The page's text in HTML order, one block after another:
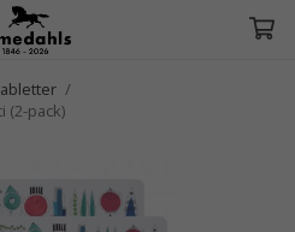
/
(2-pack)